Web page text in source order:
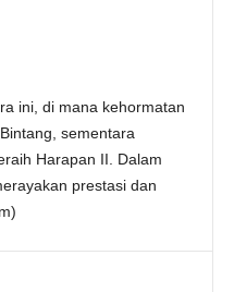
ini, di mana kehormatan
sementara
Harapan II. Dalam
prestasi dan